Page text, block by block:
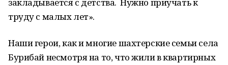
труду с малых лет».
Наши герои, как и многие шахтерские семьи села
Бурибай несмотря на то, что жили в квартирных